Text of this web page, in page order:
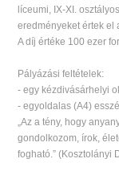
líceumi, IX-XI.
eredményeket értek el
A díj értéke 100 ezer
Pályázási feltételek:
- egy kézdivásárhelyi
- egyoldalas (A4)
„Az a tény, hogy
gondolkozom, írok,
fogható.” (Kosztolányi